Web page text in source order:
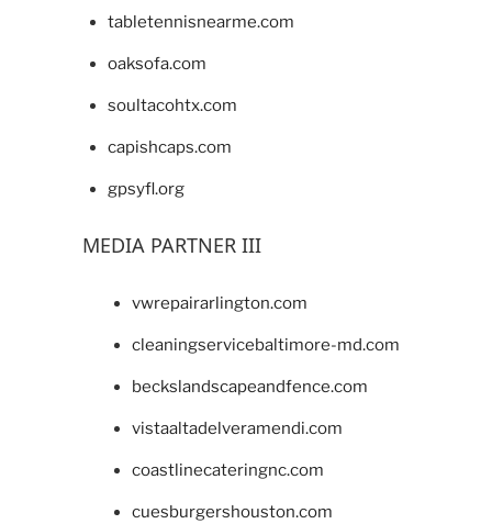
tabletennisnearme.com
oaksofa.com
soultacohtx.com
capishcaps.com
gpsyfl.org
MEDIA PARTNER III
vwrepairarlington.com
cleaningservicebaltimore-md.com
beckslandscapeandfence.com
vistaaltadelveramendi.com
coastlinecateringnc.com
cuesburgershouston.com